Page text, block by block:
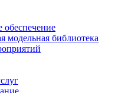
обеспечение
модельная библиотека